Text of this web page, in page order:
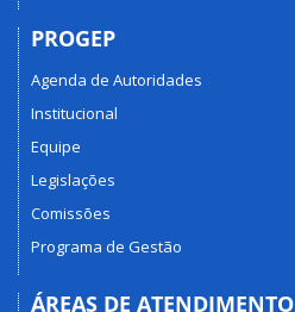
PROGEP
Agenda de Autoridades
Institucional
Equipe
Legislações
Comissões
Programa de Gestão
ÁREAS DE ATENDIMENTO